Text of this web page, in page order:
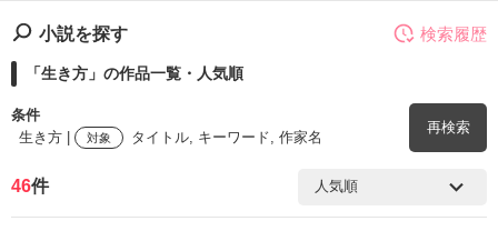
小説を探す
「生き方」の作品一覧・人気順
条件
生き方 |
対象 タイトル, キーワード, 作家名
再検索
検索ワード
検索履歴
46件